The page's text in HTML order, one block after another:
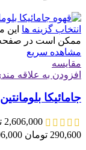
انتخاب گزینه ها این
ممکن است در
مشاهده سریع
مقایسه
افزودن به علاقه
جامائیکا بلومانتین
2,606,000
290,600 تومان through 2,606,000 تومان